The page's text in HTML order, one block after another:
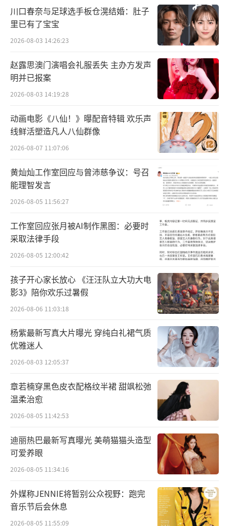
川口春奈与足球选手板仓滉结婚：肚子
里已有了宝宝
2026-08-03 14:26:23
赵露思澳门演唱会礼服丢失 主办方发声
明并已报案
2026-08-03 14:19:28
动画电影《八仙！》曝配音特辑 欢乐声
线鲜活塑造凡人八仙群像
2026-08-07 11:07:06
黄灿灿工作室回应与曾沛慈争议：号召
能理智发言
2026-08-05 11:56:27
工作室回应张月被AI制作黑图：必要时
采取法律手段
2026-08-05 12:00:42
孩子开心家长放心 《汪汪队立大功大电
影3》陪你欢乐过暑假
2026-08-06 11:03:18
杨紫最新写真大片曝光 穿纯白礼裙气质
优雅迷人
2026-08-03 12:05:37
章若楠穿黑色皮衣配格纹半裙 甜飒松弛
温柔治愈
2026-08-05 11:42:53
迪丽热巴最新写真曝光 美萌猫猫头造型
可爱养眼
2026-08-05 11:34:16
外媒称JENNIE将暂别公众视野：跑完
音乐节后会休息
2026-08-05 11:55:09